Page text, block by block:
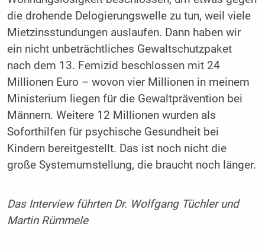
die drohende Delogierungswelle zu tun, weil viele
Mietzinsstundungen auslaufen. Dann haben wir
ein nicht unbeträchtliches Gewaltschutzpaket
nach dem 13. Femizid beschlossen mit 24
Millionen Euro – wovon vier Millionen in meinem
Ministerium liegen für die Gewaltprävention bei
Männern. Weitere 12 Millionen wurden als
Soforthilfen für psychische Gesundheit bei
Kindern bereitgestellt. Das ist noch nicht die
große Systemumstellung, die braucht noch länger.
Das Interview führten Dr. Wolfgang Tüchler und
Martin Rümmele